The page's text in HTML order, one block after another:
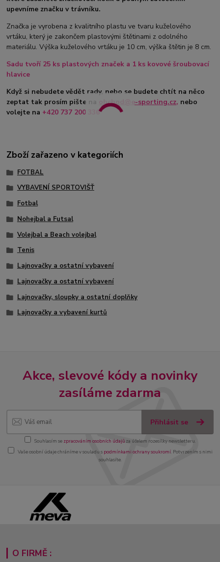
upevníme značku v trávníku.
Značka je vyrobena z kvalitního plastu ve tvaru kuželového
vrtáku, který je zakončem plastovými štětinami z odolného
materiálu. Výška kuželového vrtáku je 10 cm, výška štětin je 8 cm.
Sadu tvoří 25 ks plastových značek a 1 ks kovové šroubovací
hlavice
Když si nebudete vědět rady, nebo se budete chtít na něco
zeptat tak prosím pište na
obchod@e-sporting.cz, nebo
volejte na +420 737 200 336
Zboží zařazeno v kategoriích
FOTBAL
VYBAVENÍ SPORTOVIŠŤ
Fotbal
Nohejbal a Futsal
Volejbal a Beach volejbal
Tenis
Lajnovačky a ostatní vybavení
Lajnovačky a ostatní vybavení
Lajnovačky, sloupky a ostatní doplňky
Lajnovačky a vybavení kurtů
Akce, slevové kódy a novinky
zasíláme zdarma
Přihlásit se
Souhlasím se zpracováním osobních údajůza účelem rozesílky newsletteru.
Vaše osobní údaje chráníme v souladu s podmínkami ochrany soukromí. Potvrzením s nimi
souhlasíte.
O FIRMĚ :